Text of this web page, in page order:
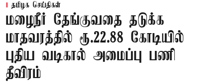
தமிழக செய்திகள்
மழைநீர் தேங்குவதை தடுக்க
மாதவரத்தில் ரூ.22.88 கோடியில்
புதிய வடிகால் அமைப்பு பணி
தீவிரம்